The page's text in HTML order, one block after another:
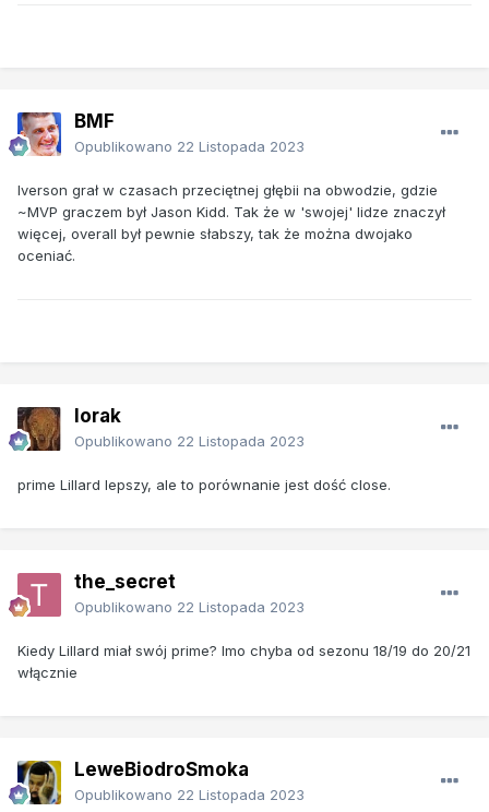
BMF
Opublikowano 22 Listopada 2023
Iverson grał w czasach przeciętnej głębii na obwodzie, gdzie
~MVP graczem był Jason Kidd. Tak że w 'swojej' lidze znaczył
więcej, overall był pewnie słabszy, tak że można dwojako
oceniać.
lorak
Opublikowano 22 Listopada 2023
prime Lillard lepszy, ale to porównanie jest dość close.
the_secret
Opublikowano 22 Listopada 2023
Kiedy Lillard miał swój prime? Imo chyba od sezonu 18/19 do 20/21
włącznie
LeweBiodroSmoka
Opublikowano 22 Listopada 2023